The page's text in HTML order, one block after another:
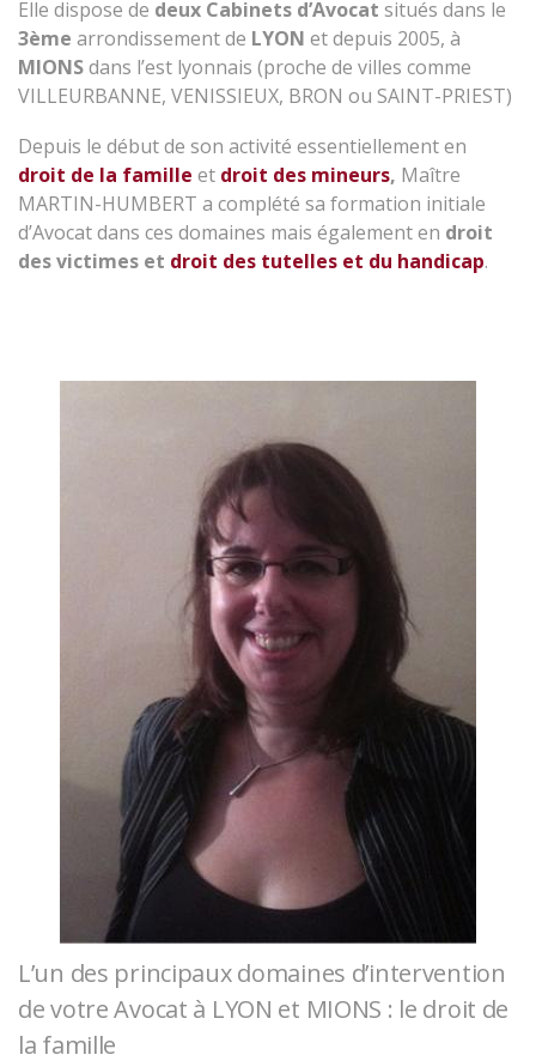
Elle dispose de deux Cabinets d’Avocat situés dans le
3ème arrondissement de LYON et depuis 2005, à
MIONSdans l’est lyonnais (proche de villes comme
VILLEURBANNE, VENISSIEUX, BRON ou SAINT-PRIEST)
Depuis le début de son activité essentiellement en
droit de la famille et droit des mineurs, Maître
MARTIN-HUMBERT a complété sa formation initiale
d’Avocat dans ces domaines mais également en droit
des victimes et droit des tutelles et du handicap.
L’un des principaux domaines d’intervention
de votre Avocat à LYON et MIONS : le droit de
la famille